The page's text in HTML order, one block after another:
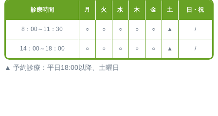
診療時間 月 火 水 木 金 土 日・祝
8：00～11：30 ○ ○ ○ ○ ○ ▲ /
14：00～18：00 ○ ○ ○ ○ ○ ▲ /
▲ 予約診療：平日18:00以降、土曜日